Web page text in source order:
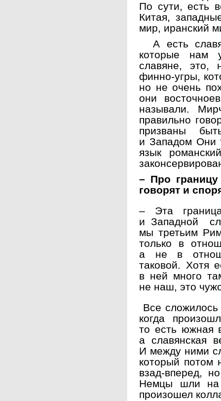
По сути, есть
Китая,
мир, иранский
А есть
которые нам
славяне, это,
финно-угры,
но не очень
они
называли.
правильно
призваны
и Западом Они
язык
– Про
говорят и
– Эта
и Западной
мы третьим
только в
а не в
таковой. Хотя
в ней много
не наш, это
Все
когда
то есть южная
а славянская
И между ними
который потом
взад-вперед,
Немцы шли на
произошел